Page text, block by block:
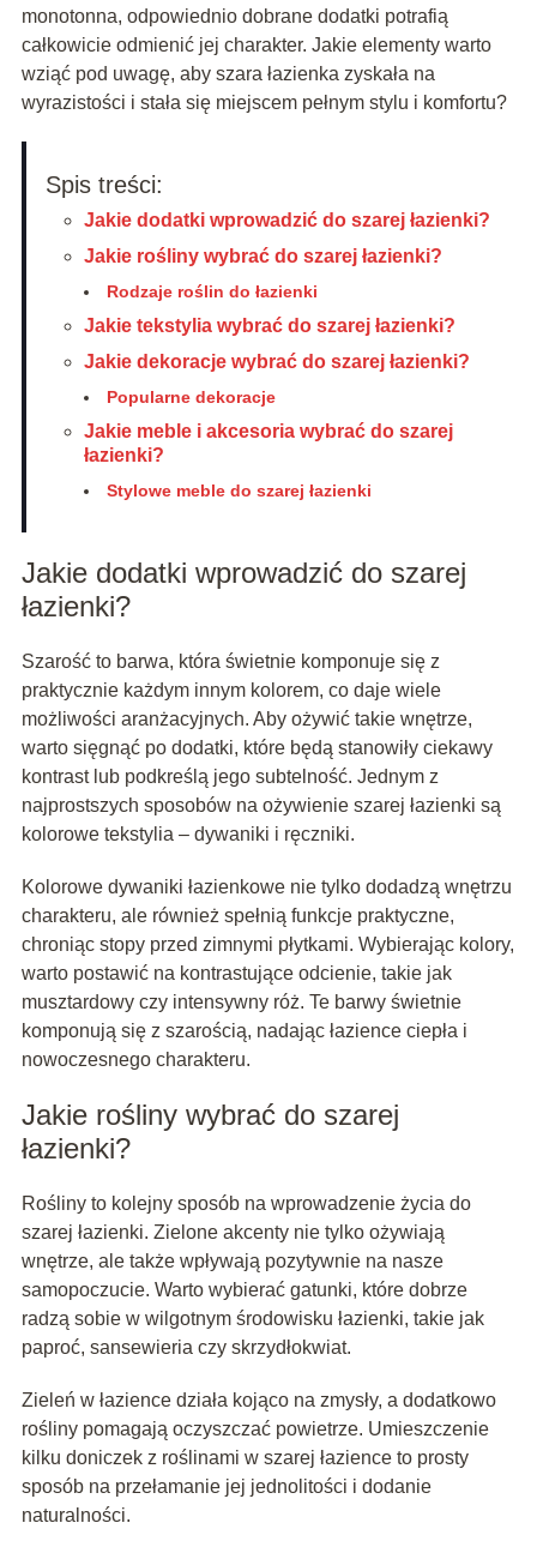
monotonna, odpowiednio dobrane dodatki potrafią
całkowicie odmienić jej charakter. Jakie elementy warto
wziąć pod uwagę, aby szara łazienka zyskała na
wyrazistości i stała się miejscem pełnym stylu i komfortu?
Spis treści:
Jakie dodatki wprowadzić do szarej łazienki?
Jakie rośliny wybrać do szarej łazienki?
Rodzaje roślin do łazienki
Jakie tekstylia wybrać do szarej łazienki?
Jakie dekoracje wybrać do szarej łazienki?
Popularne dekoracje
Jakie meble i akcesoria wybrać do szarej
łazienki?
Stylowe meble do szarej łazienki
Jakie dodatki wprowadzić do szarej
łazienki?
Szarość to barwa, która świetnie komponuje się z
praktycznie każdym innym kolorem, co daje wiele
możliwości aranżacyjnych. Aby ożywić takie wnętrze,
warto sięgnąć po dodatki, które będą stanowiły ciekawy
kontrast lub podkreślą jego subtelność. Jednym z
najprostszych sposobów na ożywienie szarej łazienki są
kolorowe tekstylia – dywaniki i ręczniki.
Kolorowe dywaniki łazienkowe nie tylko dodadzą wnętrzu
charakteru, ale również spełnią funkcje praktyczne,
chroniąc stopy przed zimnymi płytkami. Wybierając kolory,
warto postawić na kontrastujące odcienie, takie jak
musztardowy czy intensywny róż. Te barwy świetnie
komponują się z szarością, nadając łazience ciepła i
nowoczesnego charakteru.
Jakie rośliny wybrać do szarej
łazienki?
Rośliny to kolejny sposób na wprowadzenie życia do
szarej łazienki. Zielone akcenty nie tylko ożywiają
wnętrze, ale także wpływają pozytywnie na nasze
samopoczucie. Warto wybierać gatunki, które dobrze
radzą sobie w wilgotnym środowisku łazienki, takie jak
paproć, sansewieria czy skrzydłokwiat.
Zieleń w łazience działa kojąco na zmysły, a dodatkowo
rośliny pomagają oczyszczać powietrze. Umieszczenie
kilku doniczek z roślinami w szarej łazience to prosty
sposób na przełamanie jej jednolitości i dodanie
naturalności.